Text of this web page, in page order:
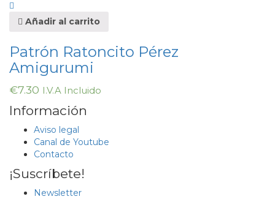
Añadir al carrito
Patrón Ratoncito Pérez
Amigurumi
€7.30 I.V.A Incluido
Información
Aviso legal
Canal de Youtube
Contacto
¡Suscríbete!
Newsletter